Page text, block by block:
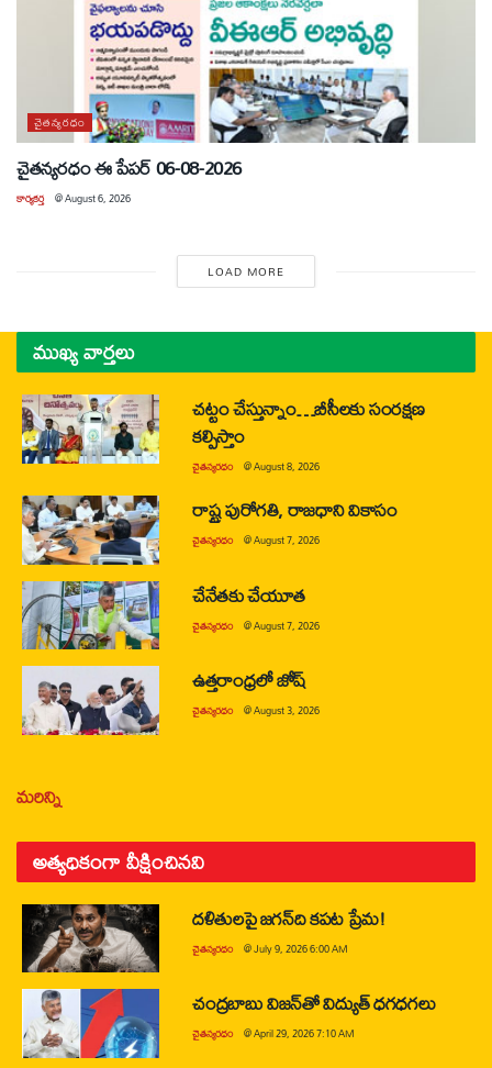
చైతన్యరధం
చైతన్యరధం ఈ పేపర్ 06-08-2026
కార్యకర్త @August 6, 2026
LOAD MORE
ముఖ్య వార్తలు
చట్టం చేస్తున్నాం…బీసీలకు సంరక్షణ
కల్పిస్తాం
చైతన్యరధం @August 8, 2026
రాష్ట్ర పురోగతి, రాజధాని వికాసం
చైతన్యరధం @August 7, 2026
చేనేతకు చేయూత
చైతన్యరధం @August 7, 2026
ఉత్తరాంధ్రలో జోష్
చైతన్యరధం @August 3, 2026
మరిన్ని
అత్యధికంగా వీక్షించినవి
దళితులపై జగన్‌ది కపట ప్రేమ!
చైతన్యరధం @July 9, 2026 6:00 AM
చంద్రబాబు విజన్‌తో విద్యుత్ ధగధగలు
చైతన్యరధం @April 29, 2026 7:10 AM